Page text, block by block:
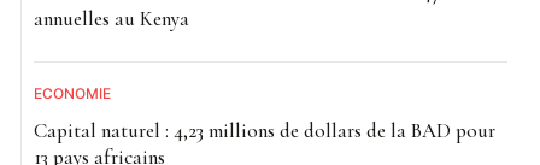
annuelles au Kenya
ECONOMIE
Capital naturel : 4,23 millions de dollars de la BAD pour
13 pays africains